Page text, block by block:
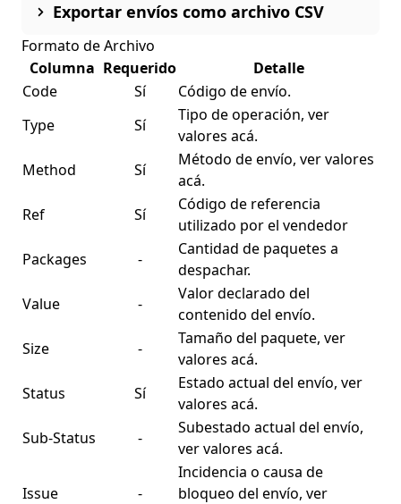
Exportar envíos como archivo CSV
Formato de Archivo
Columna Requerido
Detalle
Code
Sí
Código de envío.
Type
Sí
Tipo de operación, ver
valores acá.
Method
Sí
Método de envío, ver valores
acá.
Ref
Sí
Código de referencia
utilizado por el vendedor
Packages
-
Cantidad de paquetes a
despachar.
Value
-
Valor declarado del
contenido del envío.
Size
-
Tamaño del paquete, ver
valores acá.
Status
Sí
Estado actual del envío, ver
valores acá.
Sub-Status
-
Subestado actual del envío,
ver valores acá.
Issue -
Incidencia o causa de
bloqueo del envío, ver